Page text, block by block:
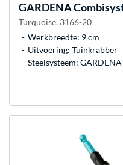
GARDENA
Turquoise, 3166-20
Werkbreedte: 9 cm
Uitvoering: Tuinkrabber
Steelsysteem: